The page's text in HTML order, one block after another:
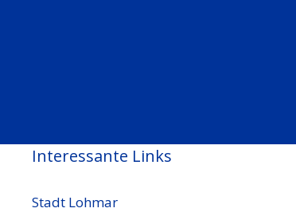
Interessante Links
Stadt Lohmar